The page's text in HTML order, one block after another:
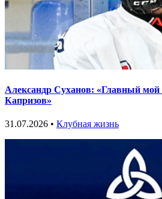
Александр Суханов: «Главный
Капризов»
31.07.2026 • Клубная жизнь